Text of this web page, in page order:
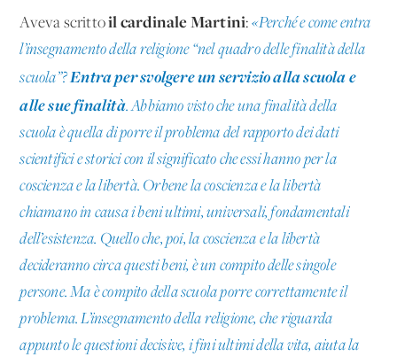
Aveva scrittoil cardinale Martini: «Perché e come entra
l’insegnamento della religione “nel quadro delle finalità della
scuola”?Entra per svolgere un servizio alla scuola e
alle sue finalità. Abbiamo visto che una finalità della
scuola è quella di porre il problema del rapporto dei dati
scientifici e storici con il significato che essi hanno per la
coscienza e la libertà. Orbene la coscienza e la libertà
chiamano in causa i beni ultimi, universali, fondamentali
dell’esistenza. Quello che, poi, la coscienza e la libertà
decideranno circa questi beni, è un compito delle singole
persone. Ma è compito della scuola porre correttamente il
problema. L’insegnamento della religione, che riguarda
appunto le questioni decisive, i fini ultimi della vita, aiuta la